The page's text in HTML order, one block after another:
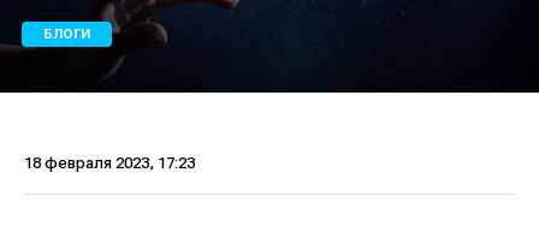
БЛОГИ
18 февраля 2023, 17:23